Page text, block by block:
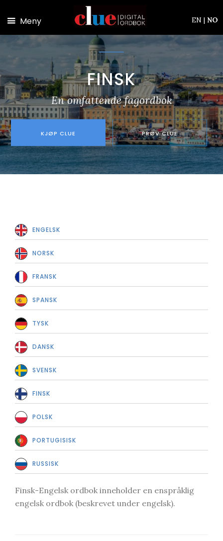
Meny EN | NO
FINSK
En omfattende fagordbok
KJØP CLUE PRØV CLUE
ENGELSK
NORSK
FRANSK
SPANSK
TYSK
DANSK
SVENSK
FINSK
POLSK
PORTUGISISK
RUSSISK
Finsk-Engelsk ordbok inneholder en enspråklig
engelsk ordbok (beskrevet under engelsk).